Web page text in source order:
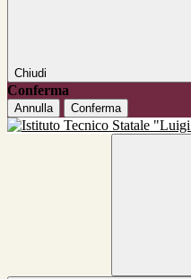
Chiudi
Conferma
Annulla Conferma